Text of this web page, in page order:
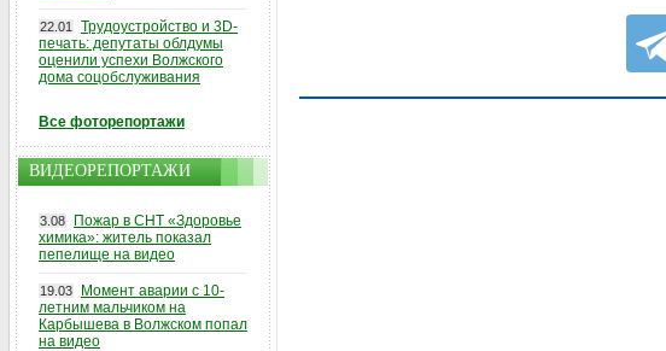
22.01
Трудоустройство и 3D-
печать: депутаты облдумы
оценили успехи Волжского
дома соцобслуживания
Все фоторепортажи
ВИДЕОРЕПОРТАЖИ
3.08
Пожар в СНТ «Здоровье
химика»: житель показал
пепелище на видео
19.03
Момент аварии с 10-
летним мальчиком на
Карбышева в Волжском попал
на видео